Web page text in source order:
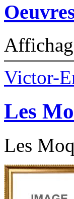
Victor-
Les
Les